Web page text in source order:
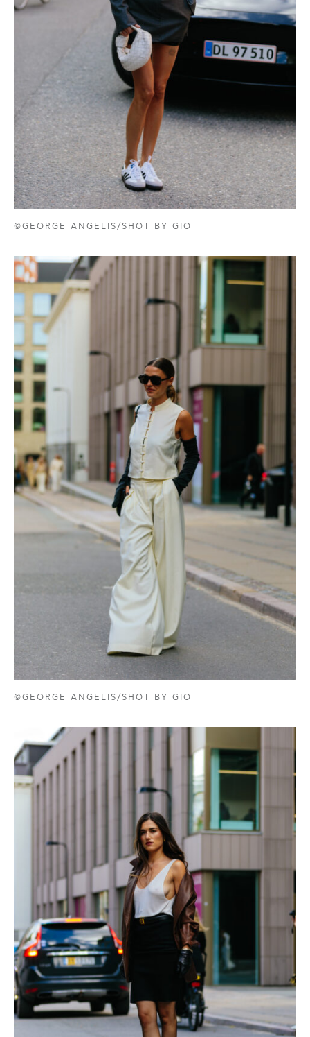
©GEORGE ANGELIS/SHOT BY GIO
©GEORGE ANGELIS/SHOT BY GIO